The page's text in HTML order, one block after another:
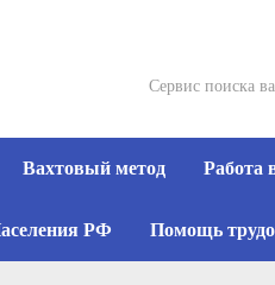
Сервис поиска
Вахтовый метод Работа
РФ Помощь